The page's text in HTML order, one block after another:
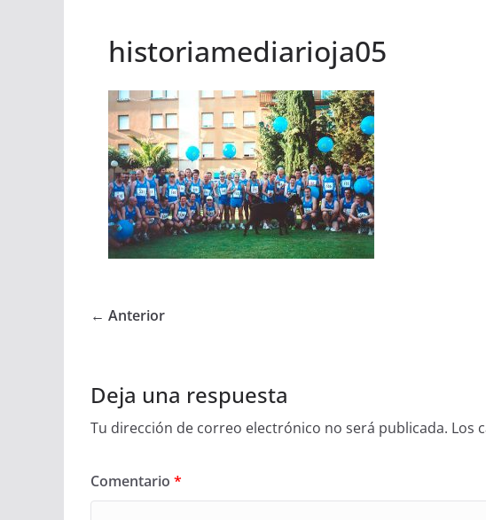
historiamediarioja05
← Anterior
Deja una respuesta
Tu dirección de correo electrónico no será publicada. Los
Comentario *